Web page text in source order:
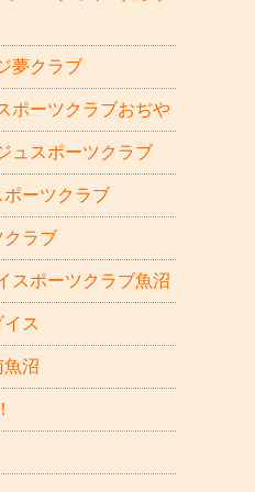
夢クラブ
ポーツクラブおぢや
ュスポーツクラブ
ポーツクラブ
クラブ
スポーツクラブ魚沼
ス
魚沼